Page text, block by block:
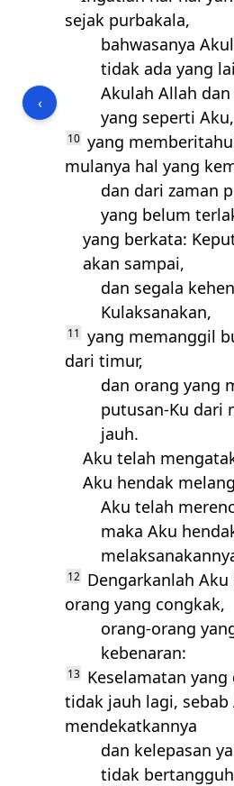
‹
sejak purbakala,
bahwasanya
tidak ada yang
Akulah Allah
yang seperti Aku,
10 yang
mulanya hal yang
dan dari zaman
yang belum
yang berkata:
akan sampai,
dan segala
Kulaksanakan,
11
yang memanggil
dari timur,
dan orang yang
putusan-Ku dari
jauh.
Aku telah
Aku hendak
Aku telah
maka Aku
12
Dengarkanlah
orang yang congkak,
orang-orang
kebenaran:
13
Keselamatan yang
tidak jauh lagi, sebab
mendekatkannya
dan kelepasan
tidak